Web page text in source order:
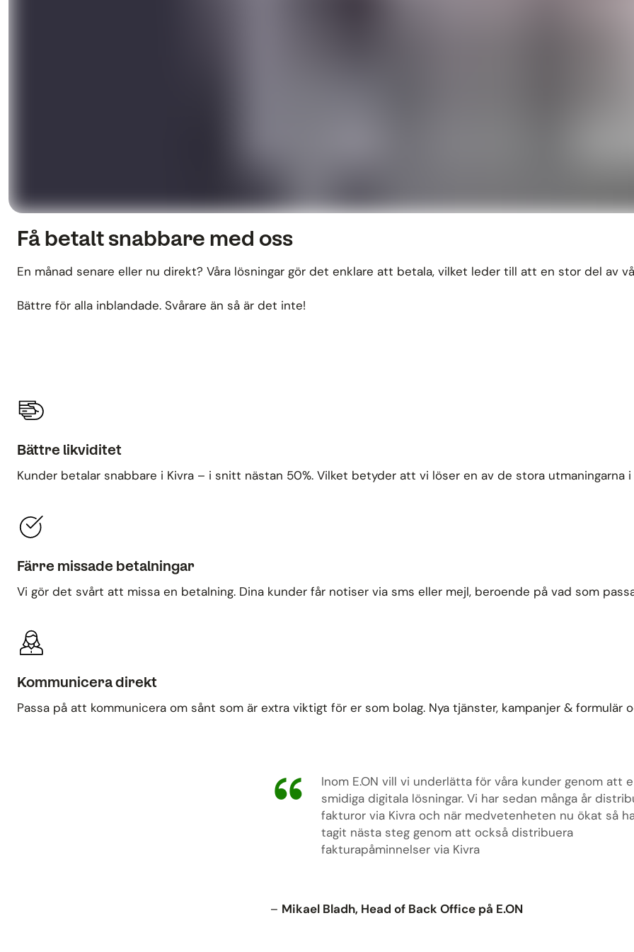
Få betalt snabbare med oss
En månad senare eller nu direkt? Våra lösningar gör det enklare att betala, vilket leder till att en stor del av
Bättre för alla inblandade. Svårare än så är det inte!
Bättre likviditet
Kunder betalar snabbare i Kivra – i snitt nästan 50%. Vilket betyder att vi löser en av de stora utmaningarna
Färre missade betalningar
Vi gör det svårt att missa en betalning. Dina kunder får notiser via sms eller mejl, beroende på vad som
Kommunicera direkt
Passa på att kommunicera om sånt som är extra viktigt för er som bolag. Nya tjänster, kampanjer & formulär
Inom E.ON vill vi underlätta för våra kunder genom att
smidiga digitala lösningar. Vi har sedan många år
fakturor via Kivra och när medvetenheten nu ökat så
tagit nästa steg genom att också distribuera
fakturapåminnelser via Kivra
– Mikael Bladh, Head of Back Office på E.ON